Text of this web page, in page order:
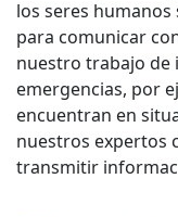
los seres
para comunicar
nuestro trabajo de
emergencias, por
encuentran en
nuestros expertos
transmitir